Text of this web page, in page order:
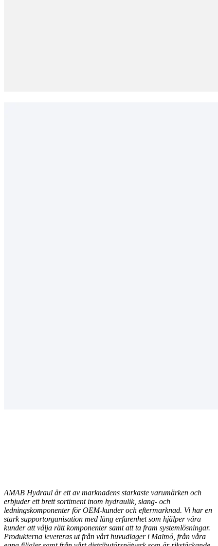
AMAB Hydraul är ett av marknadens starkaste varumärken och
erbjuder ett brett sortiment inom hydraulik, slang- och
ledningskomponenter för OEM-kunder och eftermarknad. Vi har en
stark supportorganisation med lång erfarenhet som hjälper våra
kunder att välja rätt komponenter samt att ta fram systemlösningar.
Produkterna levereras ut från vårt huvudlager i Malmö, från våra